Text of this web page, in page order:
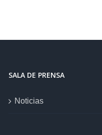
SALA DE PRENSA
Noticias